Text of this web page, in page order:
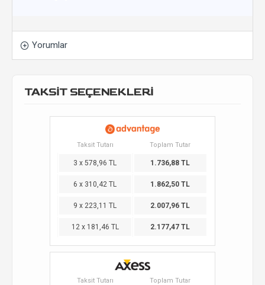
Yorumlar
TAKSİT SEÇENEKLERİ
Taksit Tutarı Toplam Tutar
3 x 578,96 TL 1.736,88 TL
6 x 310,42 TL 1.862,50 TL
9 x 223,11 TL 2.007,96 TL
12 x 181,46 TL 2.177,47 TL
Taksit Tutarı Toplam Tutar